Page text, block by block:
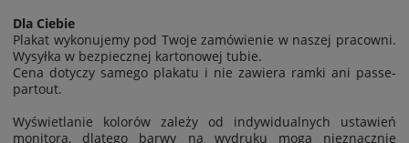
Dla Ciebie
Plakat wykonujemy pod Twoje zamówienie w naszej pracowni.
Wysyłka w bezpiecznej kartonowej tubie.
Cena dotyczy samego plakatu i nie zawiera ramki ani passe-
partout.
Wyświetlanie kolorów zależy od indywidualnych ustawień
monitora, dlatego barwy na wydruku mogą nieznacznie